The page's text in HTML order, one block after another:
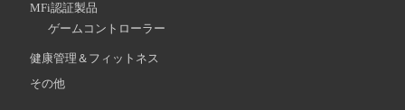
MFi認証製品
ゲームコントローラー
健康管理＆フィットネス
その他